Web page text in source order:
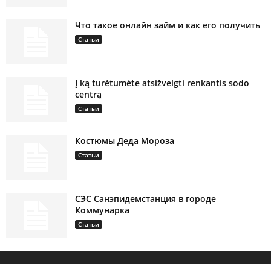
Что такое онлайн займ и как его получить
Статьи
Į ką turėtumėte atsižvelgti renkantis sodo
centrą
Статьи
Костюмы Деда Мороза
Статьи
СЭС Санэпидемстанция в городе
Коммунарка
Статьи